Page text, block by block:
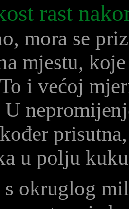
rast
mora se
mjestu,
i većoj
U
u polju
okruglog